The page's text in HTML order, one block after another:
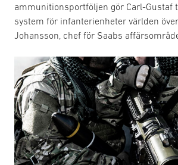
ammunitionsportföljen gör Carl-Gustaf
system för infanterienheter världen
Johansson, chef för Saabs